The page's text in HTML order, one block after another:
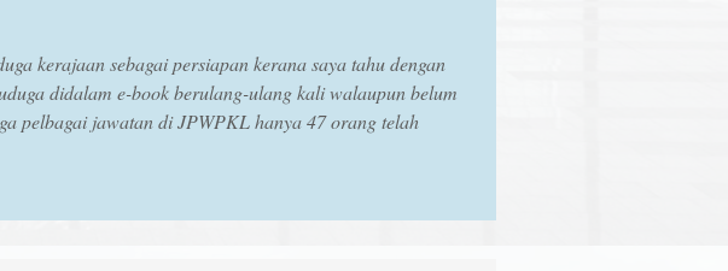
kerajaan sebagai persiapan kerana saya tahu dengan
didalam e-book berulang-ulang kali walaupun belum
pelbagai jawatan di JPWPKL hanya 47 orang telah